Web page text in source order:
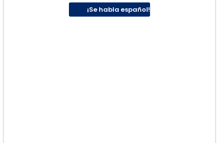
¡Se habla español!